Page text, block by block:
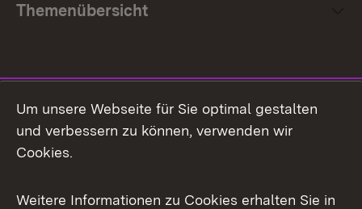
Themenübersicht
Facebook
X / Twitter
Um unsere Webseite für Sie optimal gestalten
und verbessern zu können, verwenden wir
Cookies.
Weitere Informationen zu Cookies erhalten Sie in